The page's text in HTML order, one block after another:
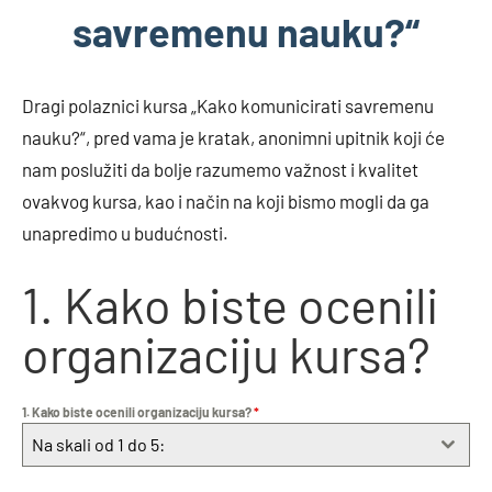
savremenu nauku?“
Dragi polaznici kursa „Kako komunicirati savremenu
nauku?“, pred vama je kratak, anonimni upitnik koji će
nam poslužiti da bolje razumemo važnost i kvalitet
ovakvog kursa, kao i način na koji bismo mogli da ga
unapredimo u budućnosti.
1. Kako biste ocenili
organizaciju kursa?
1. Kako biste ocenili organizaciju kursa?*
Na skali od 1 do 5: